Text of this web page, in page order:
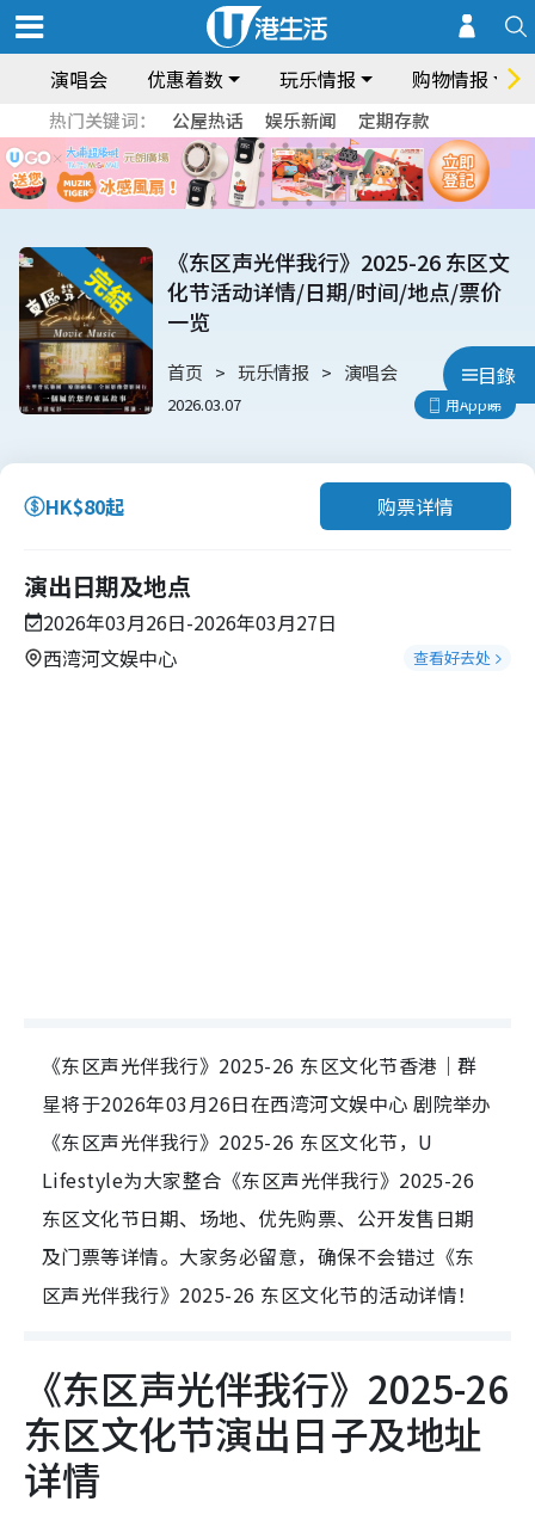
演唱会 优惠着数 玩乐情报 购物情报
热门关键词： 公屋热话 娱乐新闻 定期存款
目錄
《东区声光伴我行》2025-26 东区文
化节活动详情/日期/时间/地点/票价
一览
首页 玩乐情报 演唱会
2026.03.07 用App睇
HK$80起 购票详情
演出日期及地点
2026年03月26日-2026年03月27日
西湾河文娱中心
查看好去处
《东区声光伴我行》2025-26 东区文化节香港｜群
星将于2026年03月26日在西湾河文娱中心 剧院举办
《东区声光伴我行》2025-26 东区文化节，U
Lifestyle为大家整合《东区声光伴我行》2025-26
东区文化节日期、场地、优先购票、公开发售日期
及门票等详情。大家务必留意，确保不会错过《东
区声光伴我行》2025-26 东区文化节的活动详情！
《东区声光伴我行》2025-26
东区文化节演出日子及地址
详情